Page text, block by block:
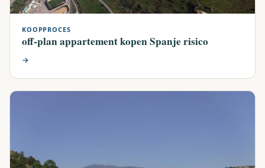
KOOPPROCES
off-plan appartement kopen Spanje risico
→